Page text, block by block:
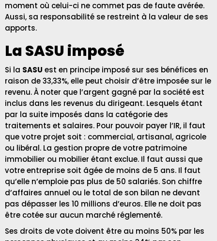
moment où celui-ci ne commet pas de faute avérée.
Aussi, sa responsabilité se restreint à la valeur de ses
apports.
La SASU imposé
Si la SASU est en principe imposé sur ses bénéfices en
raison de 33,33%, elle peut choisir d’être imposée sur le
revenu. À noter que l’argent gagné par la société est
inclus dans les revenus du dirigeant. Lesquels étant
par la suite imposés dans la catégorie des
traitements et salaires. Pour pouvoir payer l’IR, il faut
que votre projet soit : commercial, artisanal, agricole
ou libéral. La gestion propre de votre patrimoine
immobilier ou mobilier étant exclue. Il faut aussi que
votre entreprise soit âgée de moins de 5 ans. Il faut
qu’elle n’emploie pas plus de 50 salariés. Son chiffre
d’affaires annuel ou le total de son bilan ne devant
pas dépasser les 10 millions d’euros. Elle ne doit pas
être cotée sur aucun marché réglementé.
Ses droits de vote doivent être au moins 50% par les